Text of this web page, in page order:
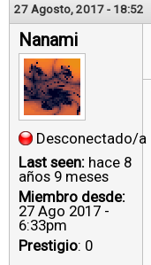
27 Agosto, 2017 - 18:52
Nanami
Desconectado/a
Last seen: hace 8
años 9 meses
Miembro desde:
27 Ago 2017 -
6:33pm
Prestigio: 0